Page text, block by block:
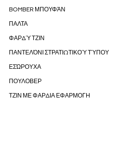
BOMBER ΜΠΟΥΦΆΝ
ΠΑΛΤΑ
ΦΑΡΔΎ ΤΖΙΝ
ΠΑΝΤΕΛΌΝΙ ΣΤΡΑΤΙΩΤΙΚΟΎ ΤΎΠΟΥ
ΕΣΏΡΟΥΧΑ
ΠΟΥΛΟΒΕΡ
ΤΖΙΝ ΜΕ ΦΑΡΔΙΑ ΕΦΑΡΜΟΓΗ